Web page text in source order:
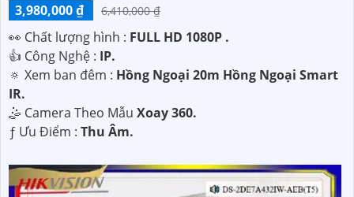
3,980,000 ₫
6,410,000 ₫
️👀 Chất lượng hình : FULL HD 1080P .
👍 Công Nghệ : IP.
🔅 Xem ban đêm : Hồng Ngoại 20m Hồng Ngoại Smart
IR.
🤹 Camera Theo Mẫu Xoay 360.
️ƒ Ưu Điểm : Thu Âm.